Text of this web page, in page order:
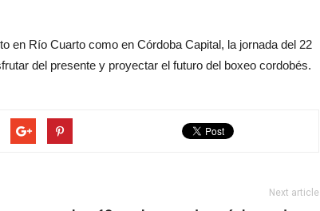
en Río Cuarto como en Córdoba Capital, la jornada del 22
del presente y proyectar el futuro del boxeo cordobés.
Next article